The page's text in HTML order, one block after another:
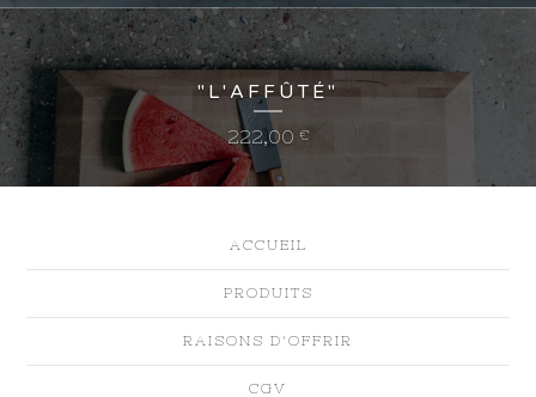
"L'AFFÛTÉ"
222,00 €
ACCUEIL
PRODUITS
RAISONS D'OFFRIR
CGV